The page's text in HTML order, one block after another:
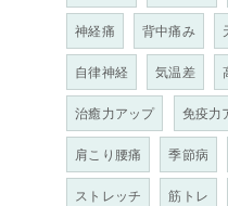
神経痛 背中痛み
自律神経 気温差
治癒力アップ 免疫力
肩こり腰痛 季節病
ストレッチ 筋トレ